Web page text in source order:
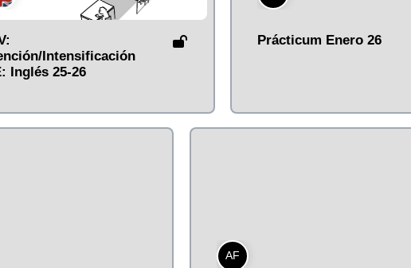
Intensificación
Inglés 25-26
Prácticum Enero 26
AF